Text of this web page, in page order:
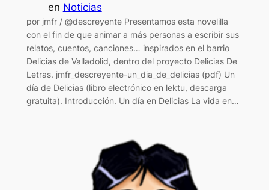
en Noticias
por jmfr / @descreyente Presentamos esta novelilla
con el fin de que animar a más personas a escribir sus
relatos, cuentos, canciones… inspirados en el barrio
Delicias de Valladolid, dentro del proyecto Delicias De
Letras. jmfr_descreyente-un_dia_de_delicias (pdf) Un
día de Delicias (libro electrónico en lektu, descarga
gratuita). Introducción. Un día en Delicias La vida en…